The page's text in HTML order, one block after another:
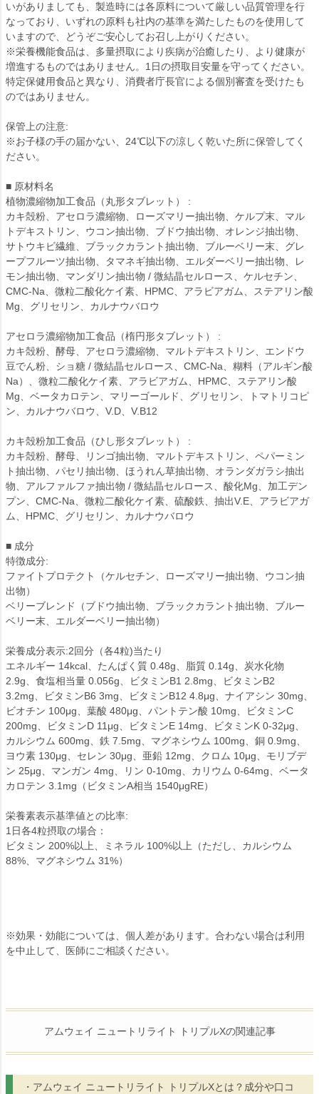
いがありましても、製造時には各原料について厳しい品質管理を行
なっており、いずれの原料も社内の基準を満たしたものを使用して
いますので、どうぞご安心してお召し上がりください。
※栄養機能食品は、多量摂取により疾病が治癒したり、より健康が
増進するものではありません。1日の摂取目安量を守ってください。
特定保健用食品と異なり、消費者庁長官による個別審査を受けたも
のではありません。
保管上の注意:
※お子様の手の届かない、24℃以下の涼しく乾いた所に保管してく
ださい。
■ 原材料名
植物濃縮物加工食品（丸形タブレット） :
カキ殻粉、アセロラ濃縮物、ローズマリー抽出物、ケルプ末、マル
トデキストリン、ウコン抽出物、ブドウ抽出物、オレンジ抽出物、
サトウキビ繊維、ブラックカラント抽出物、ブルーベリー末、グレ
ープフルーツ抽出物、タマネギ抽出物、エルダーベリー抽出物、レ
モン抽出物、マンダリン抽出物 / 微結晶セルロース、ケルセチン、
CMC-Na、微粒二酸化ケイ素、HPMC、アラビアガム、ステアリン酸
Mg、グリセリン、カルナウバロウ
アセロラ濃縮物加工食品（楕円形タブレット） :
カキ殻粉、酵母、アセロラ濃縮物、マルトデキストリン、エンドウ
豆でん粉、ショ糖 / 微結晶セルロース、CMC-Na、糊料（アルギン酸
Na）、微粒二酸化ケイ素、アラビアガム、HPMC、ステアリン酸
Mg、ベータカロテン、マリーゴールド、グリセリン、トマトリコピ
ン、カルナウバロウ、V.D、V.B12
カキ殻粉加工食品（ひし形タブレット） :
カキ殻粉、酵母、リンゴ抽出物、マルトデキストリン、ペパーミン
ト抽出物、パセリ抽出物、ほうれん草抽出物、オランダガラシ抽出
物、アルファルファ抽出物 / 微結晶セルロース、酸化Mg、加工デン
プン、CMC-Na、微粒二酸化ケイ素、硫酸鉄、抽出V.E、アラビアガ
ム、HPMC、グリセリン、カルナウバロウ
■ 成分
特徴成分:
ファイトプロテクト（ケルセチン、ローズマリー抽出物、ウコン抽
出物）
ベリーブレンド（ブドウ抽出物、ブラックカラント抽出物、ブルー
ベリー末、エルダーベリー抽出物）
栄養成分表示:2回分（各4粒)当たり
エネルギー 14kcal、たんぱく質 0.48g、脂質 0.14g、炭水化物
2.9g、食塩相当量 0.056g、ビタミンB1 2.8mg、ビタミンB2
3.2mg、ビタミンB6 3mg、ビタミンB12 4.8μg、ナイアシン 30mg、
ビオチン 100μg、葉酸 480μg、パントテン酸 10mg、ビタミンC
200mg、ビタミンD 11μg、ビタミンE 14mg、ビタミンK 0-32μg、
カルシウム 600mg、鉄 7.5mg、マグネシウム 100mg、銅 0.9mg、
ヨウ素 130μg、セレン 30μg、亜鉛 12mg、クロム 10μg、モリブデ
ン 25μg、マンガン 4mg、リン 0-10mg、カリウム 0-64mg、ベータ
カロテン 3.1mg（ビタミンA相当 1540μgRE）
栄養素表示基準値との比率:
1日各4粒摂取の場合：
ビタミン 200%以上、ミネラル 100%以上（ただし、カルシウム
88%、マグネシウム 31%）
※効果・効能については、個人差があります。合わない場合は利用
を中止して、医師にご相談ください。
アムウェイ ニュートリライト トリプルXの関連記事
・アムウェイ ニュートリライト トリプルXとは？成分や口コ